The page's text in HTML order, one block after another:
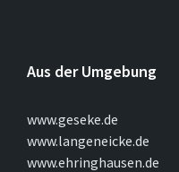
Aus der Umgebung
www.geseke.de
www.langeneicke.de
www.ehringhausen.de